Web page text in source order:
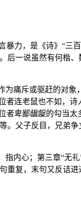
力，是《诗》“三
一说虽然有何楷
痛斥或驱赶的对
连老鼠也不如，
卑鄙龌龊的勾当
父子反目，兄弟
内心；第三章“无
复，末句又反诘